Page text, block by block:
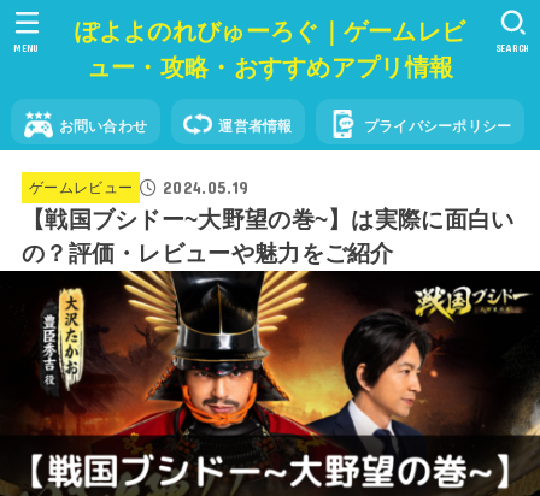
ぽよよのれびゅーろぐ｜ゲームレビ
ュー・攻略・おすすめアプリ情報
お問い合わせ 運営者情報 プライバシーポリシー
SEARCH
MENU
ゲームレビュー 2024.05.19
【戦国ブシドー~大野望の巻~】は実際に面白い
の？評価・レビューや魅力をご紹介